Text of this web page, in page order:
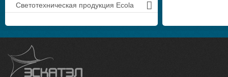
Светотехническая продукция Ecola